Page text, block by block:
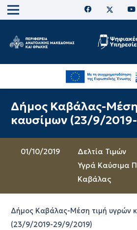
Δήμος Καβάλας-
καυσίμων (23/9/
01/10/2019
Δελτία Τιμών
Υγρά Καύσιμα
Καβάλας
Δήμος Καβάλας-Μέση τιμή υγρών
(23/9/2019-29/9/2019)